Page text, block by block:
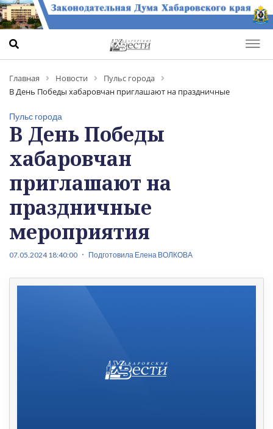
Главная Новости
Пульс города
В День Победы хабаровчан приглашают на праздничные
Пульс города
В День Победы
хабаровчан
приглашают на
праздничные
мероприятия
07.05.2024 18:40:00 Подготовила Елена ВОЛКОВА